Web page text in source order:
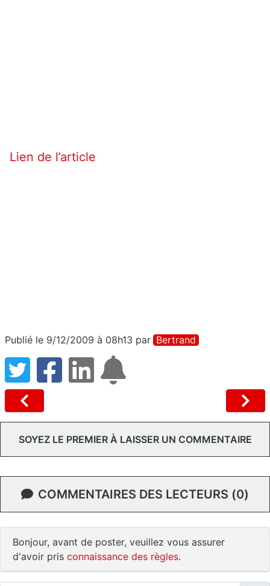
Lien de l’article
Publié le 9/12/2009 à 08h13 par Bertrand
SOYEZ LE PREMIER À LAISSER UN COMMENTAIRE
COMMENTAIRES DES LECTEURS (0)
Bonjour, avant de poster, veuillez vous assurer
d'avoir pris connaissance des règles.